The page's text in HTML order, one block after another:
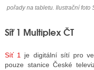
TELEVIZE
pořady na tabletu. Ilustrační foto
Síť 1 Multiplex ČT
Síť 1
je digitální sítí pro
pouze stanice České